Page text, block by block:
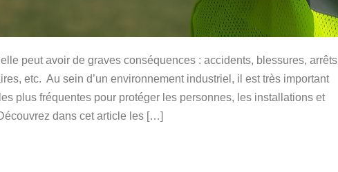
peut avoir de graves conséquences : accidents, blessures, arrêts
etc. Au sein d’un environnement industriel, il est très important
plus fréquentes pour protéger les personnes, les installations et
dans cet article les […]